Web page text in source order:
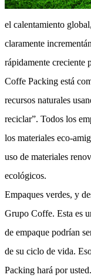
el calentamiento
claramente
rápidamente creciente
Coffe Packing está
recursos naturales
reciclar”. Todos los
los materiales eco-
uso de materiales
ecológicos.
Empaques verdes, y
Grupo Coffe. Esta es
de empaque podrían
de su ciclo de vida.
Packing hará por usted.